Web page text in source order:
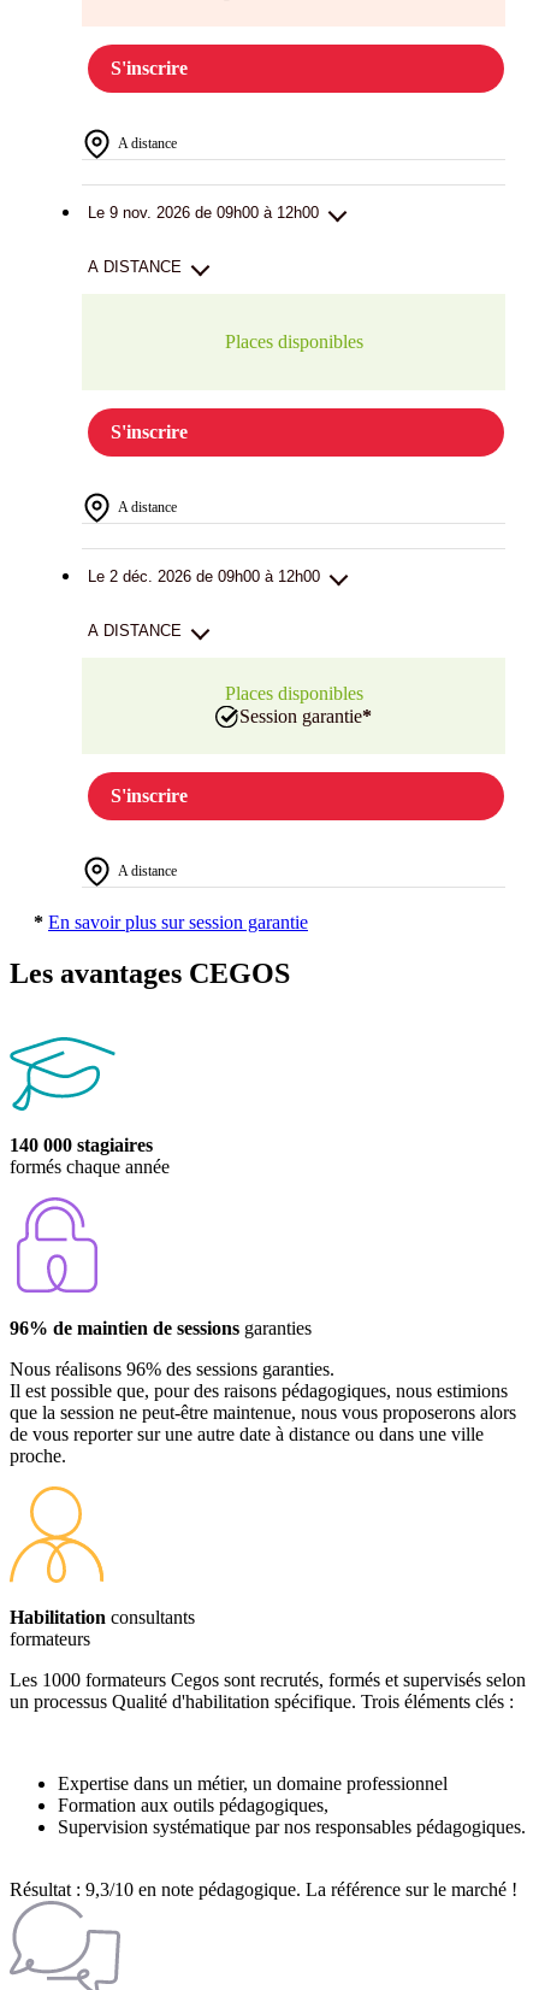
S'inscrire
A distance
Le 9 nov. 2026 de 09h00 à 12h00
A DISTANCE
Places disponibles
S'inscrire
A distance
Le 2 déc. 2026 de 09h00 à 12h00
A DISTANCE
Places disponibles
Session garantie*
S'inscrire
A distance
* En savoir plus sur session garantie
Les avantages CEGOS
140 000 stagiaires
formés chaque année
96% de maintien de sessions garanties
Nous réalisons 96% des sessions garanties.
Il est possible que, pour des raisons pédagogiques, nous estimions
que la session ne peut-être maintenue, nous vous proposerons alors
de vous reporter sur une autre date à distance ou dans une ville
proche.
Habilitation consultants
formateurs
Les 1000 formateurs Cegos sont recrutés, formés et supervisés selon
un processus Qualité d'habilitation spécifique. Trois éléments clés :
Expertise dans un métier, un domaine professionnel
Formation aux outils pédagogiques,
Supervision systématique par nos responsables pédagogiques.
Résultat : 9,3/10 en note pédagogique. La référence sur le marché !